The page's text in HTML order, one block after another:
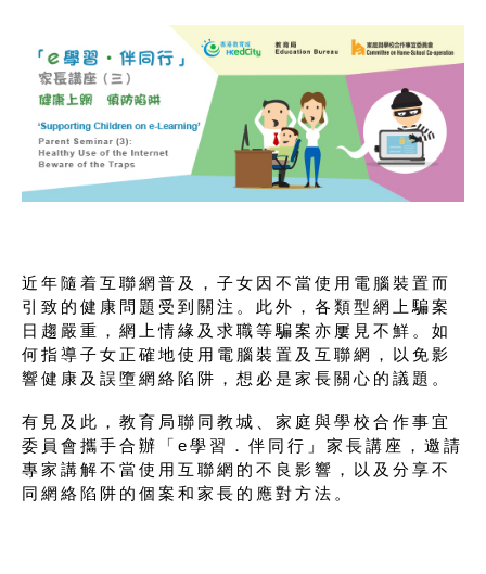
近年隨着互聯網普及，子女因不當使用電腦裝置而
引致的健康問題受到關注。此外，各類型網上騙案
日趨嚴重，網上情緣及求職等騙案亦屢見不鮮。如
何指導子女正確地使用電腦裝置及互聯網，以免影
響健康及誤墮網絡陷阱，想必是家長關心的議題。
有見及此，教育局聯同教城、家庭與學校合作事宜
委員會攜手合辦「e學習．伴同行」家長講座，邀請
專家講解不當使用互聯網的不良影響，以及分享不
同網絡陷阱的個案和家長的應對方法。